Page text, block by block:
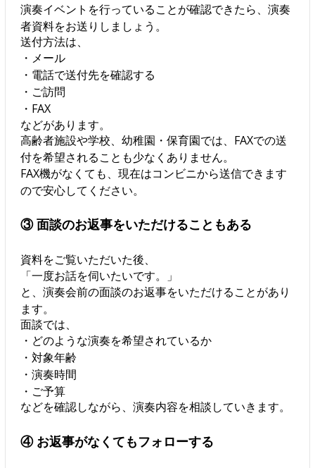
演奏イベントを行っていることが確認できたら、演奏
者資料をお送りしましょう。
送付方法は、
・メール
・電話で送付先を確認する
・ご訪問
・FAX
などがあります。
高齢者施設や学校、幼稚園・保育園では、FAXでの送
付を希望されることも少なくありません。
FAX機がなくても、現在はコンビニから送信できます
ので安心してください。
③ 面談のお返事をいただけることもある
資料をご覧いただいた後、
「一度お話を伺いたいです。」
と、演奏会前の面談のお返事をいただけることがあり
ます。
面談では、
・どのような演奏を希望されているか
・対象年齢
・演奏時間
・ご予算
などを確認しながら、演奏内容を相談していきます。
④ お返事がなくてもフォローする